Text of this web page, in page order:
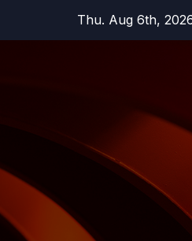
Thu. Aug 6th,